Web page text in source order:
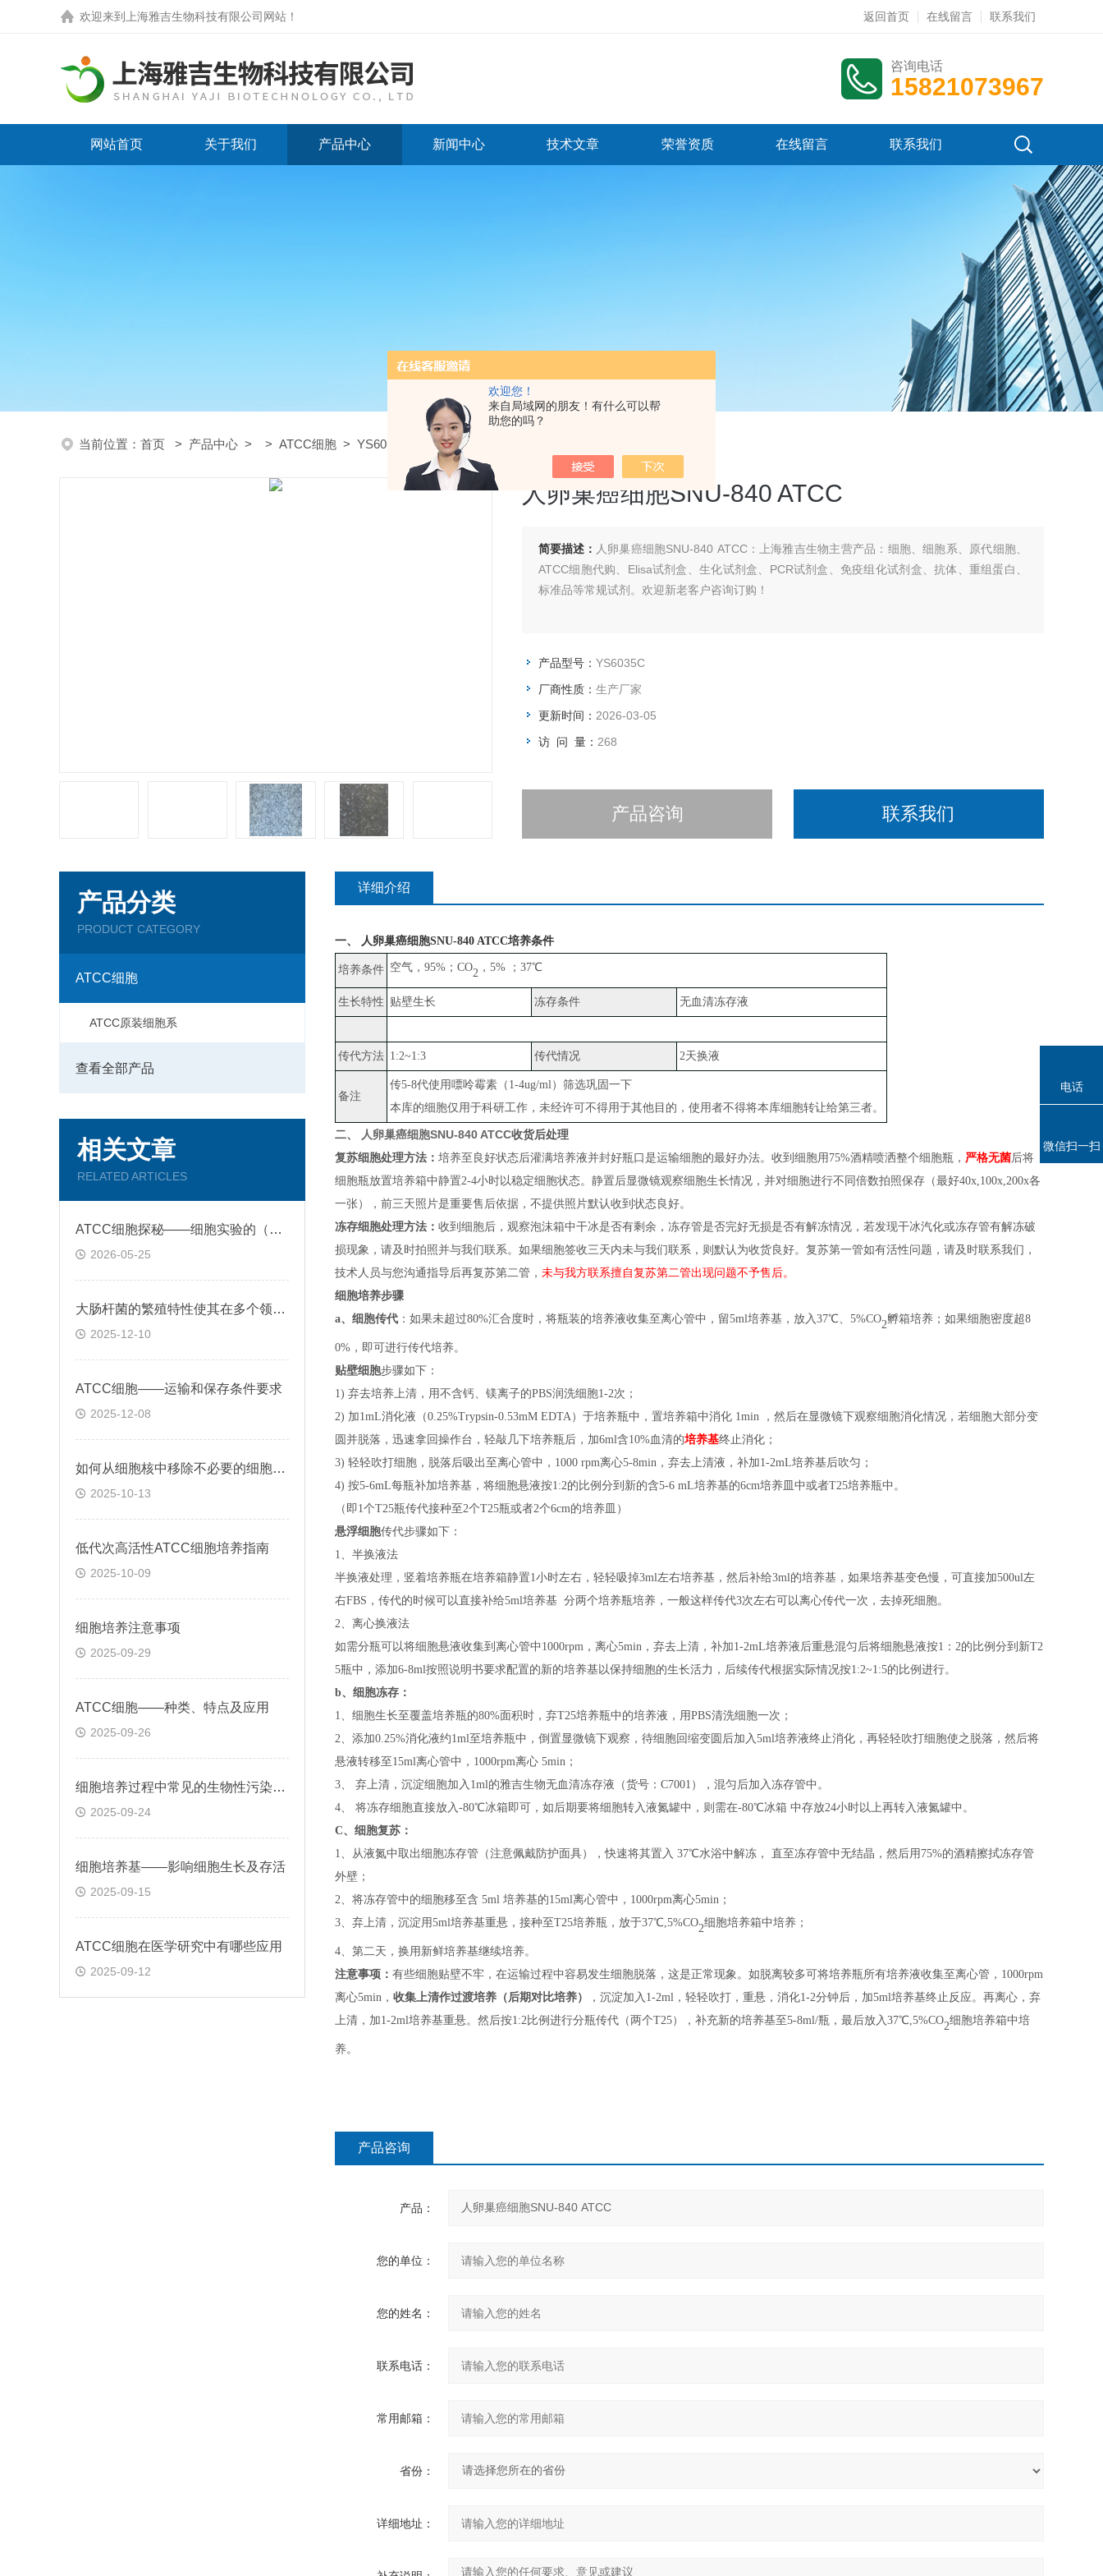
欢迎您！
来自局域网的朋友！有什么可以帮
助您的吗？
欢迎来到 上海雅吉生物科技有限公司网站 ！ 返回首页 在线留言 联系我们
咨询电话
15821073967
网站首页 关于我们 产品中心 新闻中心 技术文章 荣誉资质 在线留言 联系我们
当前位置： 首页 > 产品中心 > > ATCC细胞 > YS6035C人卵巢癌细胞SNU-840 ATCC
人卵巢癌细胞SNU-840 ATCC
简要描述： 人卵巢癌细胞SNU-840 ATCC：上海雅吉生物主营产品：细胞、细胞系、原代细胞、
ATCC细胞代购、Elisa试剂盒、生化试剂盒、PCR试剂盒、免疫组化试剂盒、抗体、重组蛋白、
标准品等常规试剂。欢迎新老客户咨询订购！
产品型号： YS6035C
厂商性质： 生产厂家
更新时间： 2026-03-05
访 问 量： 268
产品咨询 联系我们
产品分类
PRODUCT CATEGORY
ATCC细胞
ATCC原装细胞系
查看全部产品
相关文章
RELATED ARTICLES
ATCC细胞探秘——细胞实验的（黄金标准)
2026-05-25
大肠杆菌的繁殖特性使其在多个领域的广泛的应用
2025-12-10
ATCC细胞——运输和保存条件要求
2025-12-08
如何从细胞核中移除不必要的细胞组分
2025-10-13
低代次高活性ATCC细胞培养指南
2025-10-09
细胞培养注意事项
2025-09-29
ATCC细胞——种类、特点及应用
2025-09-26
细胞培养过程中常见的生物性污染有哪些
2025-09-24
细胞培养基——影响细胞生长及存活
2025-09-15
ATCC细胞在医学研究中有哪些应用
2025-09-12
详细介绍
一、 人卵巢癌细胞SNU-840 ATCC培养条件
培养条件 空气， 95%；CO2 ， 5% ；37℃
生长特性 贴壁生长 冻存条件 无血清冻存液
传代方法 1:2~1:3 传代情况 2天换液
备注
传5-8代使用嘌呤霉素（1-4ug/ml）筛选巩固一下
本库的细胞仅用于科研工作，未经许可不得用于其他目的，使用者不得将本库细胞转让给第三者。
二、 人卵巢癌细胞SNU-840 ATCC收货后处理
复苏细胞处理方法： 培养至良好状态后灌满培养液并封好瓶口是运输细胞的最好办法。收到细胞用 75%酒精喷洒整个细胞瓶 ， 严格无菌后将
细胞瓶放置培养箱中静置2-4小时以稳定细胞状态。 静置后显微镜观察细胞生长情况，并对细胞进行不同倍数拍照保存（最好40x,100x,200x各
一张）
， 前三天照片是重要售后依据，不提供照片默认收到状态良好。
冻存细胞处理方法： 收到细胞后，观察泡沫箱中干冰是否有剩余，冻存管是否完好无损是否有解冻情况，若发现干冰汽化或冻存管有解冻破
损现象，请及时拍照并与我们联系。如果细胞签收三天内未与我们联系，则默认为收货良好。复苏第一管如有活性问题，请及时联系我们，
技术人员与您沟通指导后再复苏第二管， 未与我方联系擅自复苏第二管出现问题不予售后。
细胞培养步骤
a、 细胞传代 ： 如果未超过80%汇合度时，将瓶装的培养液收集至离心管中，留5ml培养基，放入37℃、5%CO2孵箱培养； 如果细胞密度超8
0%，即可进行传代培养。
贴壁细胞步骤如下：
1) 弃去培养上清，用不含钙、镁离子的PBS润洗细胞1-2次；
2) 加1mL消化液（0.25%Trypsin-0.53mM EDTA）于培养瓶中，置培养箱中消化 1min ，然后在显微镜下观察细胞消化情况，若细胞大部分变
圆并脱落，迅速拿回操作台，轻敲几下培养瓶后，加6ml含10%血清的培养基终止消化；
3) 轻轻吹打细胞，脱落后吸出至离心管中，1000 rpm离心5-8min，弃去上清液，补加1-2mL培养基后吹匀；
4) 按5-6mL每瓶补加培养基，将细胞悬液按1:2的比例分到新的含5-6 mL培养基的6cm培养皿中或者T25培养瓶中。
（即1个T25瓶传代接种至2个T25瓶或者2个6cm的培养皿）
悬浮细胞传代步骤如下：
1、半换液法
半换液处理，竖着培养瓶在培养箱静置1小时左右，轻轻吸掉3ml左右培养基，然后补给3ml的培养基，如果培养基变色慢，可直接加500ul左
右FBS，传代的时候可以直接补给5ml培养基 分两个培养瓶培养，一般这样传代3次左右可以离心传代一次，去掉死细胞。
2、离心换液法
如需分瓶可以将细胞悬液收集到离心管中 1000rpm，离心5min，弃去上清，补加1-2mL培养液后重悬混匀后将细胞悬液按1：2的比例分到新T2
5瓶中，添加6-8ml按照说明书要求配置的新的培养基以保持细胞的生长活力，后续传代根据实际情况按1:2~1:5的比例进行。
b、 细胞冻存：
1、细胞生长至覆盖培养瓶的80%面积时，弃T25培养瓶中的培养液，用PBS清洗细胞一次；
2、添加0.25%消化液约1ml至培养瓶中，倒置显微镜下观察，待细胞回缩变圆后加入5ml培养液终止消化，再轻轻吹打细胞使之脱落，然后将
悬液转移至15ml离心管中，1000rpm离心 5min；
3、 弃上清，沉淀细胞加入1ml的雅吉生物无血清冻存液（货号： C7001），混匀后加入冻存管中。
4、 将冻存细胞直接放入-80℃冰箱即可，如后期要将细胞转入液氮罐中， 则 需在-80℃冰箱 中存放24小时以上再转入液氮罐中。
C、 细胞复苏：
1、 从液氮中取出细胞冻存管（注意佩戴防护面具），快速将其置入 37℃水浴中解冻， 直至冻存管中无结晶，然后用75%的酒精擦拭冻存管
外壁；
2、 将冻存管中的细胞移至含 5ml 培养基的15ml离心管中，1000rpm离心5min；
3、 弃上清，沉淀用5ml培养基重悬，接种至T25培养瓶， 放于37℃,5%CO2细胞培养箱中培养；
4、 第二天，换用新鲜培养基继续培养。
注意事项： 有些细胞贴壁不牢，在运输过程中容易发生细胞脱落，这是正常现象。如脱离较多可将培养瓶所有培养液收集至离心管， 1000rpm
离心5min， 收集上清作过渡培养 （后期对比培养） ，沉淀加入 1-2ml，轻轻吹打，重悬，消化1-2分钟后，加5ml培养基终止反应。再离心，弃
上清，加1-2ml培养基重悬。然后按1:2比例进行分瓶传代（两个T25），补充新的培养基至5-8ml/瓶，最后放入37℃,5%CO2细胞培养箱中培
养。
产品咨询
产品：
您的单位：
您的姓名：
联系电话：
常用邮箱：
省份：
详细地址：
电话
微信扫一扫